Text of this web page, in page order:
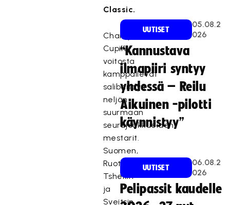
Classic.
Champions
Cupin
voitosta
kamppailevat
salibandyn
neljän
suurmaan
seurajoukkueiden
mestarit.
Suomen,
Ruotsin,
Tshekin
ja
Sveitsin
UUTISET
05.08.2
026
“Kannustava
ilmapiiri syntyy
yhdessä – Reilu
Aikuinen -pilotti
käynnistyy”
UUTISET
06.08.2
026
Pelipassit kaudelle